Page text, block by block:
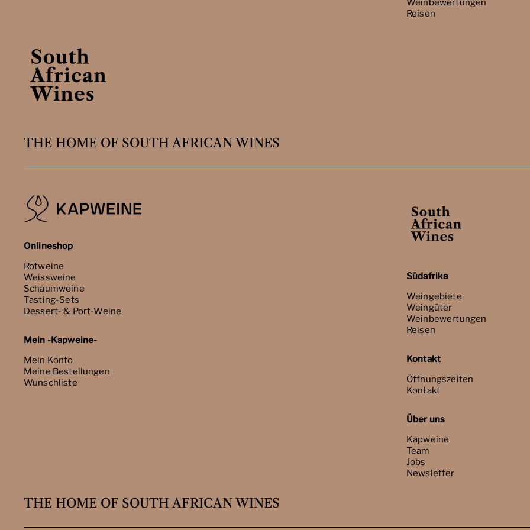
Weinbewertungen
Reisen
THE HOME OF SOUTH AFRICAN WINES
Onlineshop
Rotweine
Weissweine
Schaumweine
Tasting-Sets
Dessert- & Port-Weine
Mein -Kapweine-
Mein Konto
Meine Bestellungen
Wunschliste
Südafrika
Weingebiete
Weingüter
Weinbewertungen
Reisen
Kontakt
Öffnungszeiten
Kontakt
Über uns
Kapweine
Team
Jobs
Newsletter
THE HOME OF SOUTH AFRICAN WINES